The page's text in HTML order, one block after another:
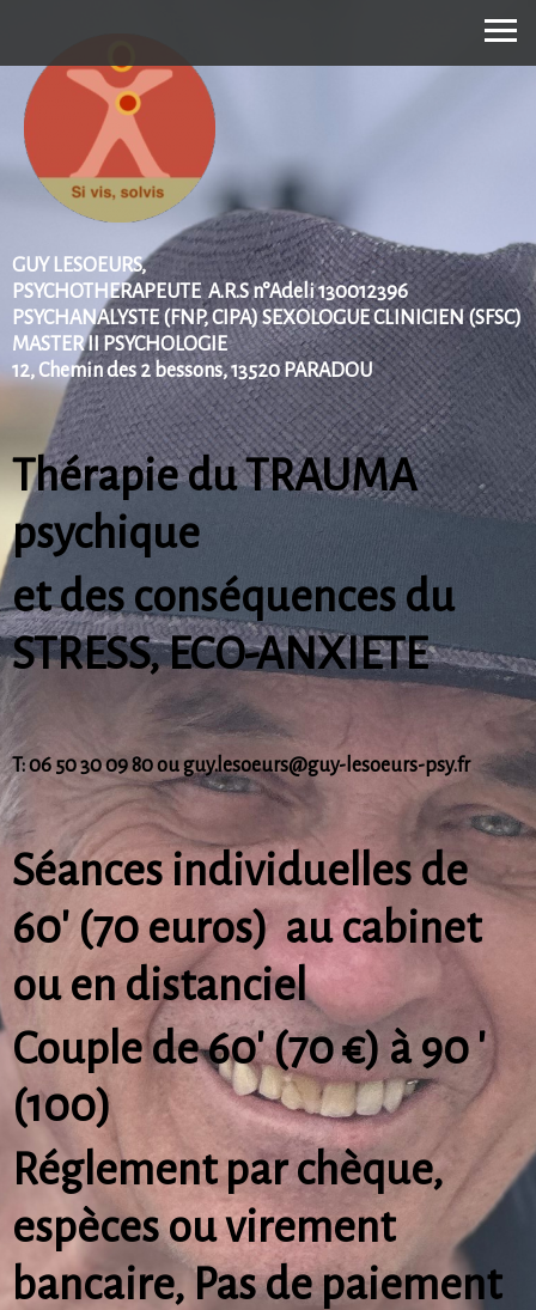
GUY LESOEURS,
PSYCHOTHERAPEUTE A.R.S n°Adeli 130012396
PSYCHANALYSTE (FNP, CIPA) SEXOLOGUE CLINICIEN (SFSC)
MASTER II PSYCHOLOGIE
12, Chemin des 2 bessons, 13520 PARADOU
Thérapie du TRAUMA
psychique
et des conséquences du
STRESS, ECO-ANXIETE
T: 06 50 30 09 80 ou guy.lesoeurs@guy-lesoeurs-psy.fr
Séances individuelles de
60' (70 euros) au cabinet
ou en distanciel
Couple de 60' (70 €) à 90 '
(100)
Réglement par chèque,
espèces ou virement
bancaire,Pas de paiement